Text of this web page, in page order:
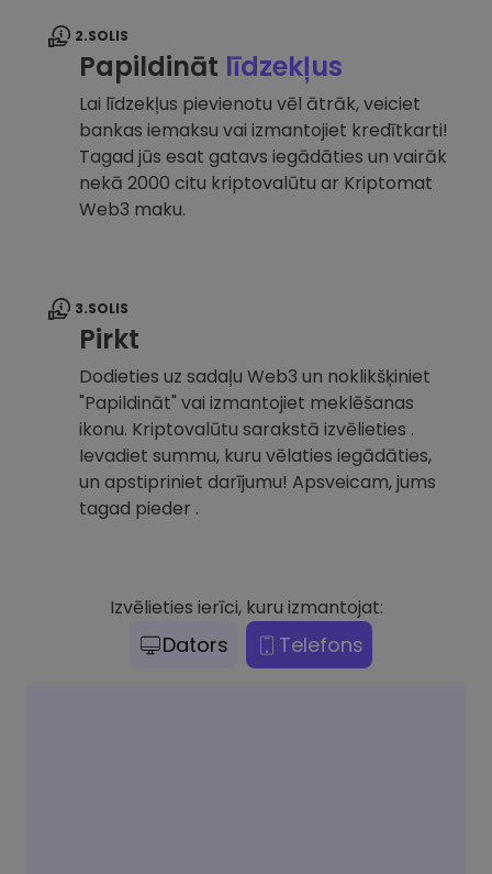
2.SOLIS
Papildināt līdzekļus
Lai līdzekļus pievienotu vēl ātrāk, veiciet
bankas iemaksu vai izmantojiet kredītkarti!
Tagad jūs esat gatavs iegādāties un vairāk
nekā 2000 citu kriptovalūtu ar Kriptomat
Web3 maku.
3.SOLIS
Pirkt
Dodieties uz sadaļu Web3 un noklikšķiniet
"Papildināt" vai izmantojiet meklēšanas
ikonu. Kriptovalūtu sarakstā izvēlieties .
Ievadiet summu, kuru vēlaties iegādāties,
un apstipriniet darījumu! Apsveicam, jums
tagad pieder .
Izvēlieties ierīci, kuru izmantojat:
Dators Telefons